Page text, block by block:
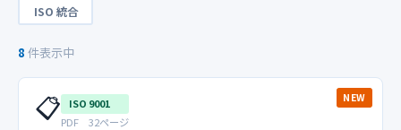
ISO 統合
8 件表示中
NEW
📋 ISO 9001
PDF 32ページ